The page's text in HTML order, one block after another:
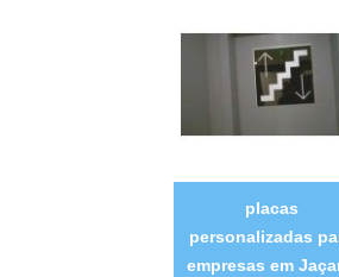
placas
personalizadas
empresas em